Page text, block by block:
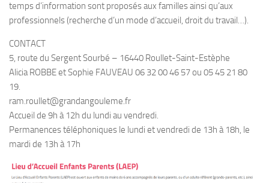
temps d’information sont proposés aux familles ainsi qu’aux
professionnels (recherche d’un mode d’accueil, droit du travail…).
CONTACT
5, route du Sergent Sourbé – 16440 Roullet-Saint-Estèphe
Alicia ROBBE et Sophie FAUVEAU 06 32 00 46 57 ou 05 45 21 80
19.
ram.roullet@grandangouleme.fr
Accueil de 9h à 12h du lundi au vendredi.
Permanences téléphoniques le lundi et vendredi de 13h à 18h, le
mardi de 13h à 17h